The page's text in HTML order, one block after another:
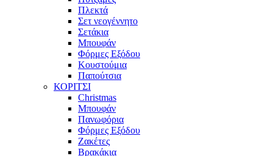
Πλεκτά
Σετ νεογέννητο
Σετάκια
Μπουφάν
Φόρμες Εξόδου
Κουστούμια
Παπούτσια
ΚΟΡΙΤΣΙ
Christmas
Μπουφάν
Πανωφόρια
Φόρμες Εξόδου
Ζακέτες
Βρακάκια